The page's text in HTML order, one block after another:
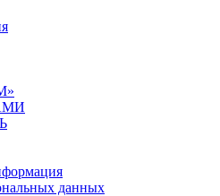
данных